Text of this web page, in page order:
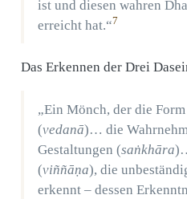
ist und diesen wahren
erreicht hat.“7
Das Erkennen der Drei
„Ein Mönch, der die
(vedanā)… die
Gestaltungen (saṅkhāra
(viññāṇa), die
erkennt – dessen